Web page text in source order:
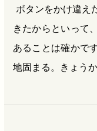
ボタンをかけ違え
きたからといって
あることは確かで
地固まる。きょう